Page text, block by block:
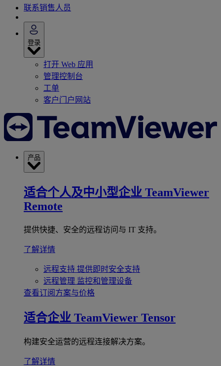
联系销售人员
登录
打开 Web 应用
管理控制台
工单
客户门户网站
产品
适合个人及中小型企业 TeamViewer
Remote
提供快捷、安全的远程访问与 IT 支持。
了解详情
远程支持 提供即时安全支持
远程管理 监控和管理设备
查看订阅方案与价格
适合企业 TeamViewer Tensor
构建安全运营的远程连接解决方案。
了解详情